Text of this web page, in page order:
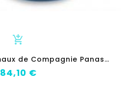
add_shopping_cart
F
ontaine pour Animaux de Compagnie Panasonic CP-JNF01CW
Prix
84,10 €